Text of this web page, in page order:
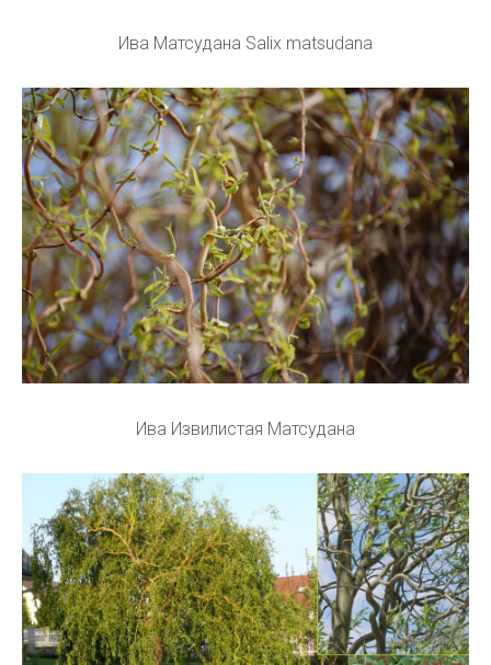
Ива Матсудана Salix matsudana
Ива Извилистая Матсудана